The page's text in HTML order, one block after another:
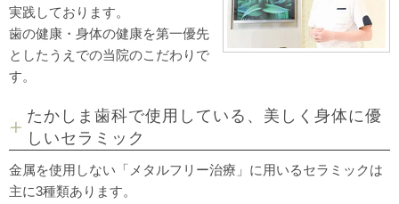
実践しております。
歯の健康・身体の健康を第一優先
としたうえでの当院のこだわりで
す。
たかしま歯科で使用している、美しく身体に優
しいセラミック
金属を使用しない「メタルフリー治療」に用いるセラミックは
主に3種類あります。